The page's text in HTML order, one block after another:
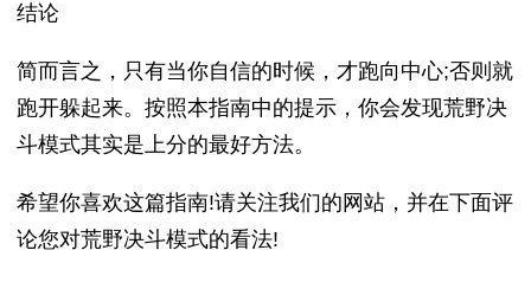
结论
简而言之，只有当你自信的时候，才跑向中心;否则就
跑开躲起来。按照本指南中的提示，你会发现荒野决
斗模式其实是上分的最好方法。
希望你喜欢这篇指南!请关注我们的网站，并在下面评
论您对荒野决斗模式的看法!